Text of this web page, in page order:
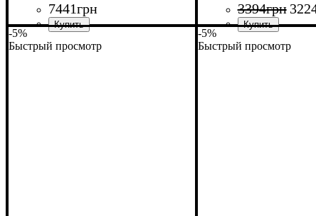
7441грн 3394грн
-5%
Быстрый просмотр
-5%
Быстрый просмотр